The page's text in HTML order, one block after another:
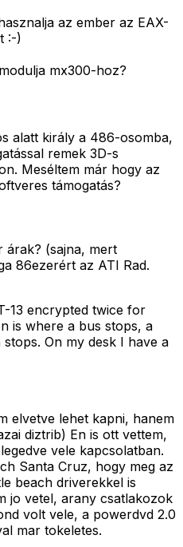
az ember az EAX-
:-)
mx300-hoz?
alatt király a 486-osomba,
remek 3D-s
Meséltem már hogy az
támogatás?
árak? (sajna, mert
86ezerért az ATI Rad.
13 encrypted twice for
is where a bus stops, a
On my desk I have a
elvetve lehet kapni, hanem
diztrib) En is ott vettem,
vele kapcsolatban.
Santa Cruz, hogy meg az
beach driverekkel is
jo vetel, arany csatlakozok
volt vele, a powerdvd 2.0
mar tokeletes.